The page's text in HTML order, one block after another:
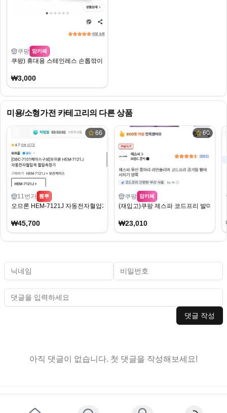
쿠팡 맘카페
쿠팡) 휴대용 스테인레스 손톱깎이 8종 세트 3,000원
₩3,000
미용/소형가전 카테고리의 다른 상품
66
11번가 뽐뿌
오므론 HEM-7121J 자동전자혈압계 혈압측정기(45,700원/무료)
₩45,700
60
쿠팡 맘카페
(재입고)쿠팡 제스파 코드프리 발마사지
₩23,010
댓글 작성
아직 댓글이 없습니다. 첫 댓글을 작성해보세요!